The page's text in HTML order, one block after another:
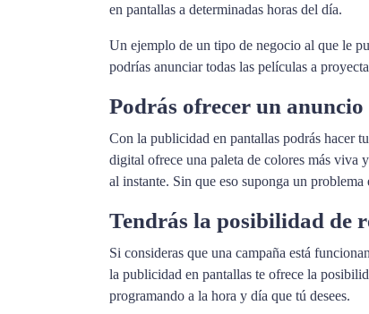
en pantallas a determinadas horas del día.
Un ejemplo de un tipo de negocio al que le
podrías anunciar todas las películas a
Podrás ofrecer un
Con la publicidad en pantallas podrás hacer
digital ofrece una paleta de colores más viva
al instante. Sin que eso suponga un problema
Tendrás la posibilidad de
Si consideras que una campaña está
la publicidad en pantallas te ofrece la
programando a la hora y día que tú desees.